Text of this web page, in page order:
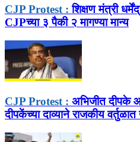
CJP Protest : शिक्षण मंत्री
CJPच्या ३ पैकी २ मागण्या मान्य
CJP Protest : अभिजीत दीपके
दीपकेंच्या दाव्याने राजकीय